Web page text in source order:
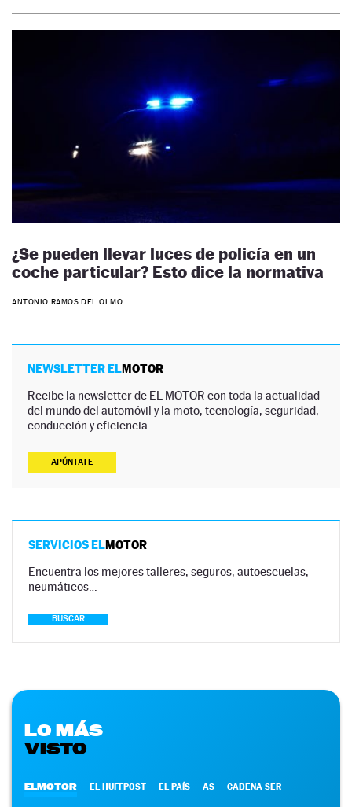
¿Se pueden llevar luces de policía en un
coche particular? Esto dice la normativa
ANTONIO RAMOS DEL OLMO
NEWSLETTER ELMOTOR
Recibe la newsletter de EL MOTOR con toda la actualidad
del mundo del automóvil y la moto, tecnología, seguridad,
conducción y eficiencia.
APÚNTATE
SERVICIOS ELMOTOR
Encuentra los mejores talleres, seguros, autoescuelas,
neumáticos…
BUSCAR
LO MÁS
VISTO
ELMOTOR EL HUFFPOST EL PAÍS AS CADENA SER